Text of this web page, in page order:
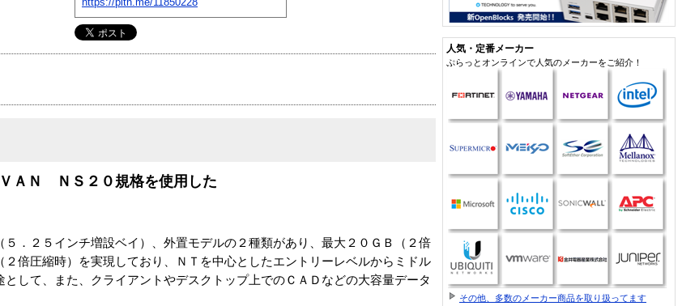
ＡＮ ＮＳ２０規格を使用した
．２５インチ増設ベイ）、外置モデルの２種類があり、最大２０ＧＢ（２倍
倍圧縮時）を実現しており、ＮＴを中心としたエントリーレベルからミドル
して、また、クライアントやデスクトップ上でのＣＡＤなどの大容量データ
人気・定番メーカー
ぷらっとオンラインで人気のメーカーをご紹介！
その他、多数のメーカー商品を取り扱ってます